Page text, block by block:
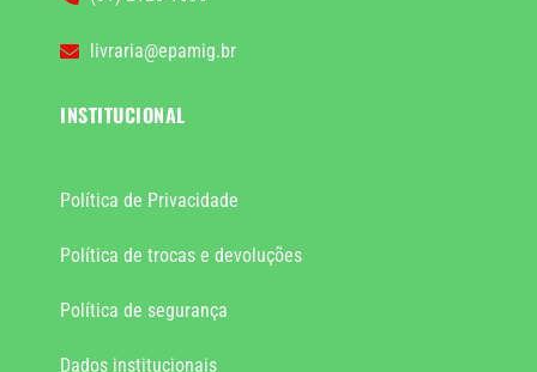
livraria@epamig.br
INSTITUCIONAL
Política de Privacidade
Política de trocas e devoluções
Política de segurança
Dados institucionais